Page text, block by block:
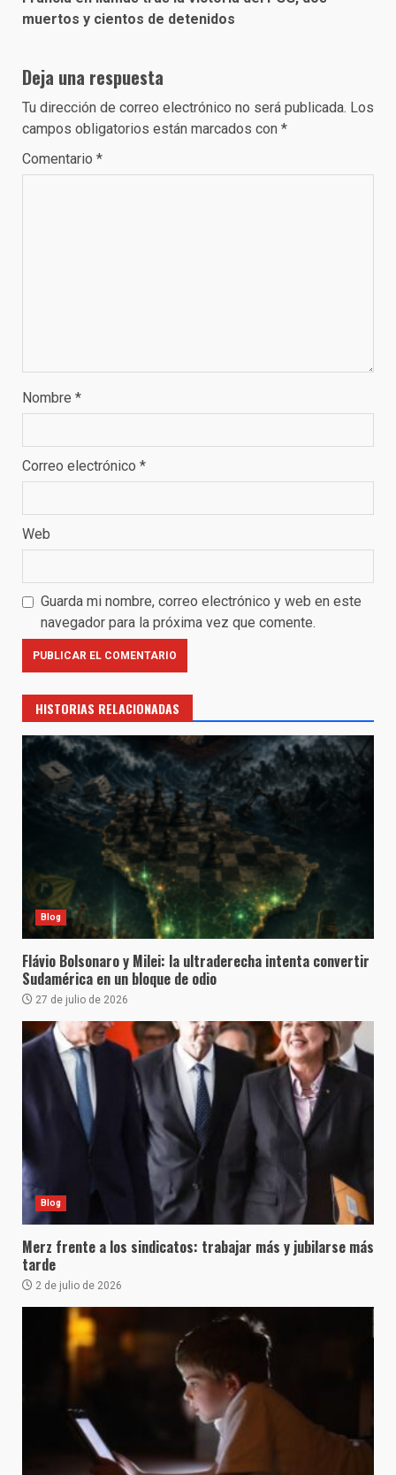
muertos y cientos de detenidos
Deja una respuesta
Tu dirección de correo electrónico no será publicada. Los
campos obligatorios están marcados con *
Comentario *
Nombre *
Correo electrónico *
Web
Guarda mi nombre, correo electrónico y web en este
navegador para la próxima vez que comente.
HISTORIAS RELACIONADAS
Blog
Flávio Bolsonaro y Milei: la ultraderecha intenta convertir
Sudamérica en un bloque de odio
27 de julio de 2026
Blog
Merz frente a los sindicatos: trabajar más y jubilarse más
tarde
2 de julio de 2026